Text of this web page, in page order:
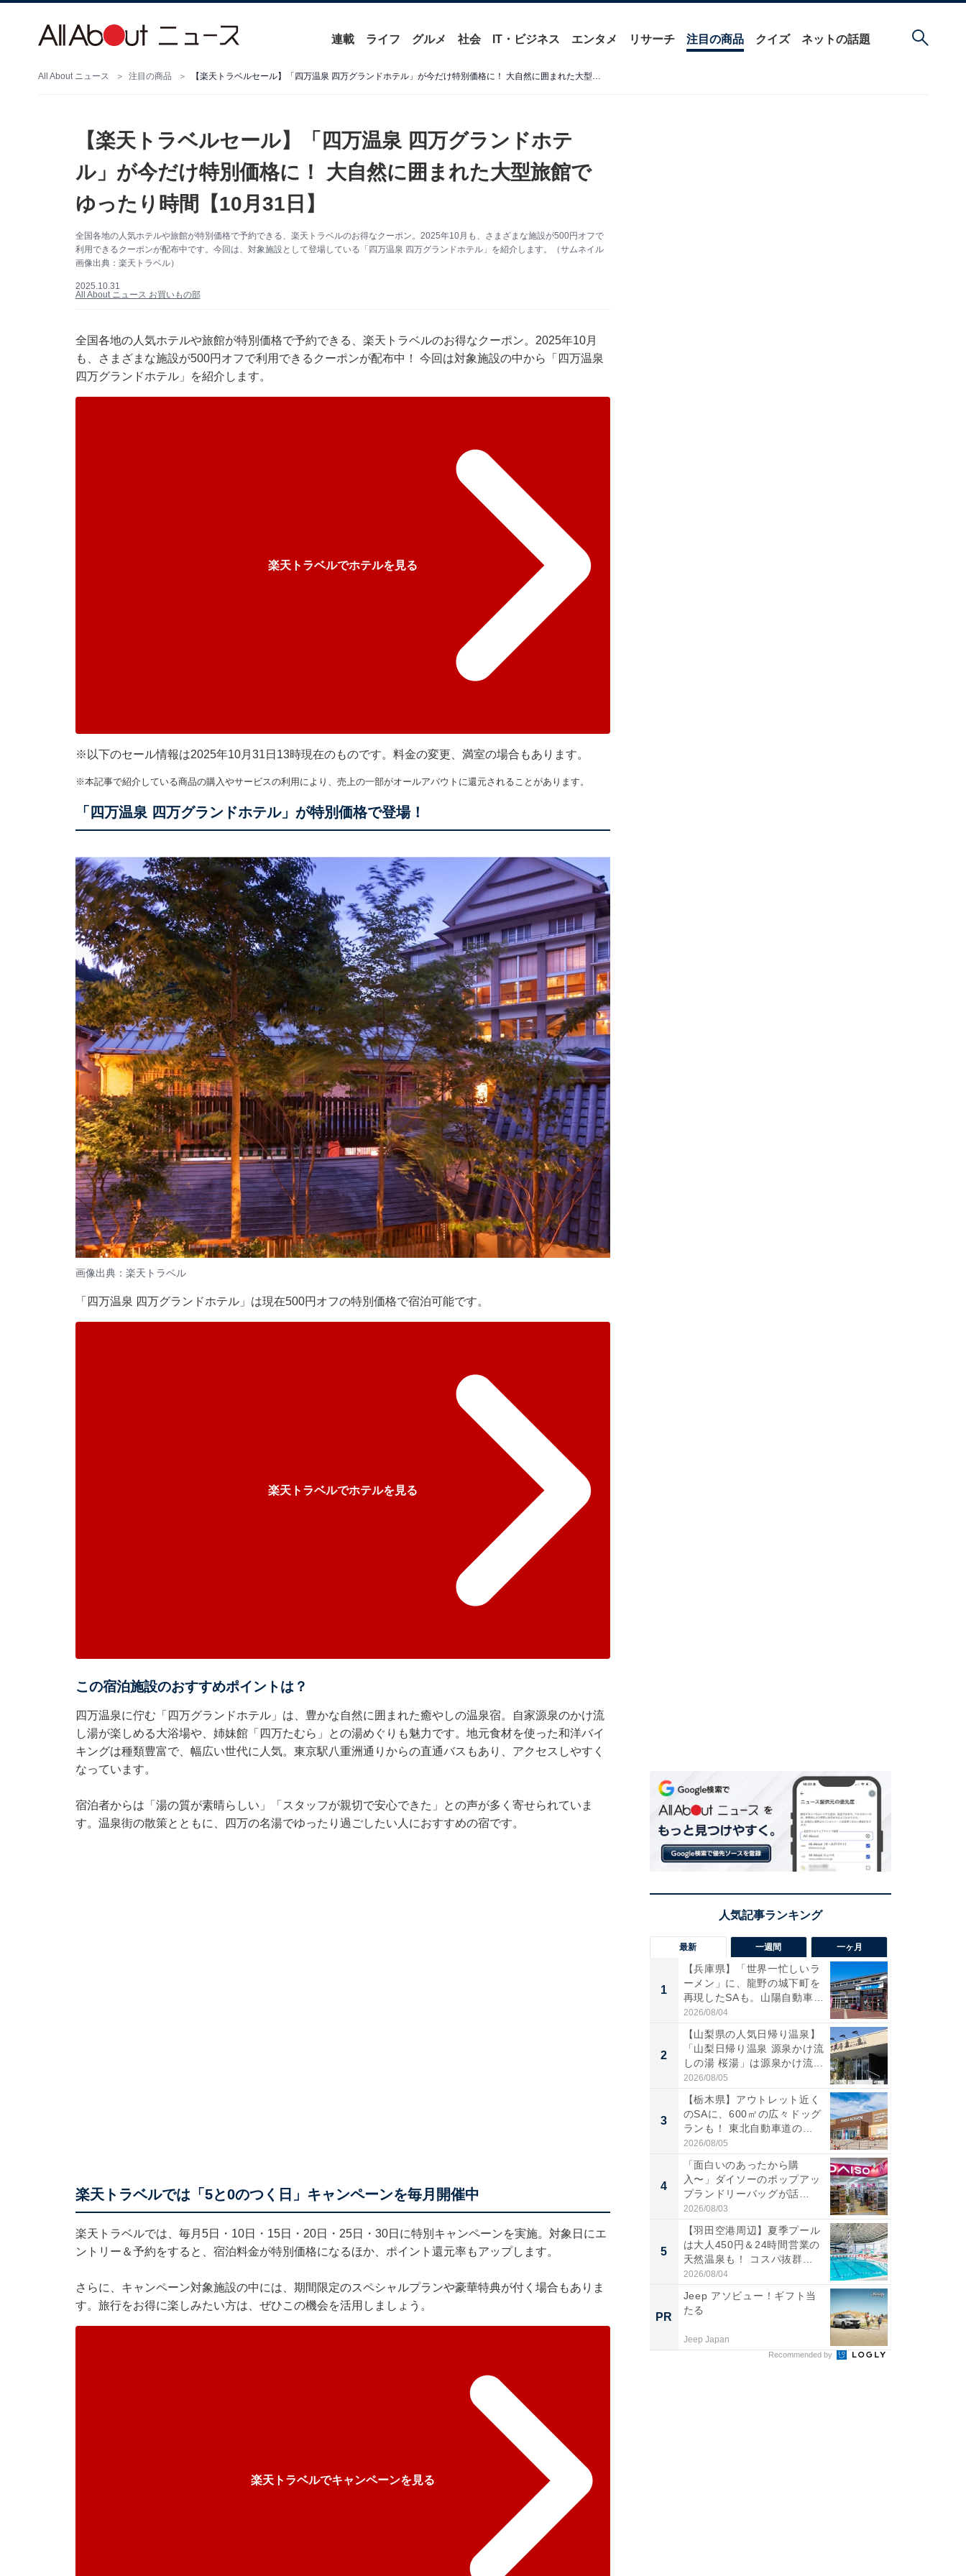
連載 ライフ グルメ 社会 IT・ビジネス エンタメ リサーチ 注目の商品 クイズ ネットの話題
All About ニュース 注目の商品 【楽天トラベルセール】「四万温泉 四万グランドホテル」が今だけ特別価格に！ 大自然に囲まれた大型旅館でゆったり時間【10月31日】
【楽天トラベルセール】「四万温泉 四万グランドホテ
ル」が今だけ特別価格に！ 大自然に囲まれた大型旅館で
ゆったり時間【10月31日】
全国各地の人気ホテルや旅館が特別価格で予約できる、楽天トラベルのお得なクーポン。2025年10月も、さまざまな施設が500円オフで
利用できるクーポンが配布中です。今回は、対象施設として登場している「四万温泉 四万グランドホテル」を紹介します。（サムネイル
画像出典：楽天トラベル）
2025.10.31
All About ニュース お買いもの部
全国各地の人気ホテルや旅館が特別価格で予約できる、楽天トラベルのお得なクーポン。2025年10月
も、さまざまな施設が500円オフで利用できるクーポンが配布中！ 今回は対象施設の中から「四万温泉
四万グランドホテル」を紹介します。
楽天トラベルでホテルを見る
※以下のセール情報は2025年10月31日13時現在のものです。料金の変更、満室の場合もあります。
※本記事で紹介している商品の購入やサービスの利用により、売上の一部がオールアバウトに還元されることがあります。
「四万温泉 四万グランドホテル」が特別価格で登場！
画像出典：楽天トラベル
「四万温泉 四万グランドホテル」は現在500円オフの特別価格で宿泊可能です。
楽天トラベルでホテルを見る
この宿泊施設のおすすめポイントは？
四万温泉に佇む「四万グランドホテル」は、豊かな自然に囲まれた癒やしの温泉宿。自家源泉のかけ流
し湯が楽しめる大浴場や、姉妹館「四万たむら」との湯めぐりも魅力です。地元食材を使った和洋バイ
キングは種類豊富で、幅広い世代に人気。東京駅八重洲通りからの直通バスもあり、アクセスしやすく
なっています。
宿泊者からは「湯の質が素晴らしい」「スタッフが親切で安心できた」との声が多く寄せられていま
す。温泉街の散策とともに、四万の名湯でゆったり過ごしたい人におすすめの宿です。
楽天トラベルでは「5と0のつく日」キャンペーンを毎月開催中
楽天トラベルでは、毎月5日・10日・15日・20日・25日・30日に特別キャンペーンを実施。対象日にエ
ントリー＆予約をすると、宿泊料金が特別価格になるほか、ポイント還元率もアップします。
さらに、キャンペーン対象施設の中には、期間限定のスペシャルプランや豪華特典が付く場合もありま
す。旅行をお得に楽しみたい方は、ぜひこの機会を活用しましょう。
楽天トラベルでキャンペーンを見る
最新 一週間 一ヶ月
1
【兵庫県】「世界一忙しいラ
ーメン」に、龍野の城下町を
再現したSAも。山陽自動車
道...
2026/08/04
2
【山梨県の人気日帰り温泉】
「山梨日帰り温泉 源泉かけ流
しの湯 桜湯」は源泉かけ流...
2026/08/05
3
【栃木県】アウトレット近く
のSAに、600㎡の広々ドッグ
ランも！ 東北自動車道の...
2026/08/05
4
「面白いのあったから購
入〜」ダイソーのポップアッ
プランドリーバッグが話
題。“さま...
2026/08/03
5
【羽田空港周辺】夏季プール
は大人450円＆24時間営業の
天然温泉も！ コスパ抜群...
2026/08/04
PR
Jeep アソビュー！ギフト当
たる
Jeep Japan
Recommended by